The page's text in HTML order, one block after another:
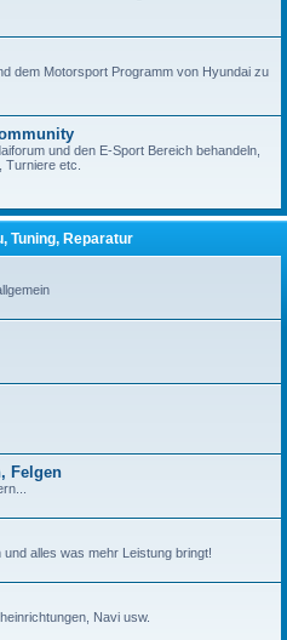
dem Motorsport Programm von Hyundai zu
und den E-Sport Bereich behandeln,
etc.
Tuning, Reparatur
Felgen
alles was mehr Leistung bringt!
Navi usw.